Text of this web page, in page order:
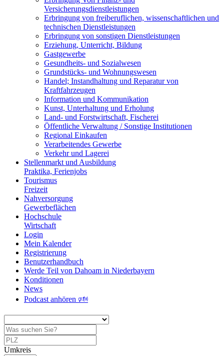
Versicherungsdienstleistungen
Erbringung von freiberuflichen, wissenschaftlichen und
technischen Dienstleistungen
Erbringung von sonstigen Dienstleistungen
Erziehung, Unterricht, Bildung
Gastgewerbe
Gesundheits- und Sozialwesen
Grundstücks- und Wohnungswesen
Handel; Instandhaltung und Reparatur von
Kraftfahrzeugen
Information und Kommunikation
Kunst, Unterhaltung und Erholung
Land- und Forstwirtschaft, Fischerei
Öffentliche Verwaltung / Sonstige Institutionen
Regional Einkaufen
Verarbeitendes Gewerbe
Verkehr und Lagerei
Stellenmarkt und Ausbildung
Praktika, Ferienjobs
Tourismus
Freizeit
Nahversorgung
Gewerbeflächen
Hochschule
Wirtschaft
Login
Mein Kalender
Registrierung
Benutzerhandbuch
Werde Teil von Dahoam in Niederbayern
Konditionen
News
Podcast anhören 🕬
Umkreis